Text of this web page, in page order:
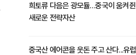
희토류 다음은 광모듈…중국이 움켜쥔
새로운 전략자산
중국산 에어콘을 웃돈 주고 산다...유럽